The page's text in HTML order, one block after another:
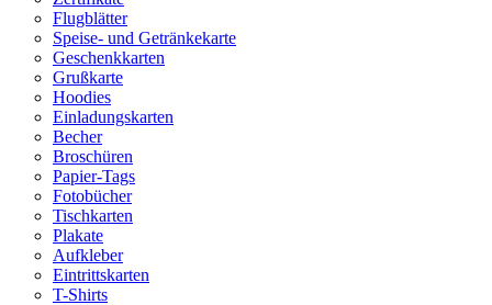
Flugblätter
Speise- und Getränkekarte
Geschenkkarten
Grußkarte
Hoodies
Einladungskarten
Becher
Broschüren
Papier-Tags
Fotobücher
Tischkarten
Plakate
Aufkleber
Eintrittskarten
T-Shirts